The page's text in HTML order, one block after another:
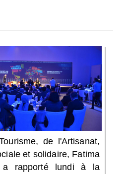
de l'Artisanat,
et solidaire, Fatima
a rapporté lundi à la